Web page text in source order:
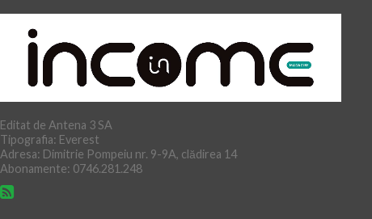
Editat de Antena 3 SA
Tipografia: Everest
Adresa: Dimitrie Pompeiu nr. 9-9A, clădirea 14
Abonamente: 0746.281.248